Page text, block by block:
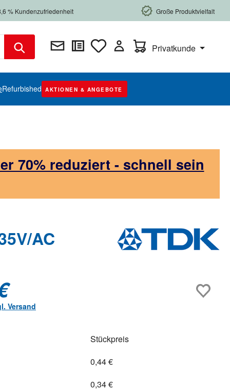
% Kundenzufriedenheit Große Produktvielfalt
Warenkorb enthält 0
Privatkunde
Refurbished AKTIONEN & ANGEBOTE
70% reduziert - schnell sein
AC
Versand
Stückpreis
0,44 €
0,34 €